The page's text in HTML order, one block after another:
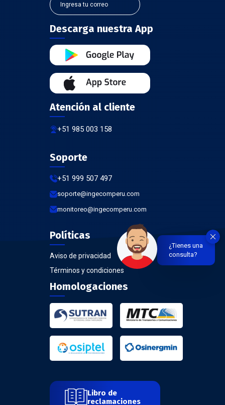
¿Tienes una
consulta?
Descarga nuestra App
Atención al cliente
+51 985 003 158
Soporte
+51 999 507 497
soporte@ingecomperu.com
monitoreo@ingecomperu.com
Políticas
Aviso de privacidad
Términos y condiciones
Homologaciones
Libro de
reclamaciones